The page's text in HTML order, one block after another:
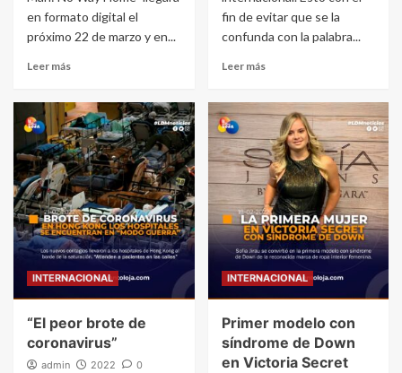
en formato digital el
próximo 22 de marzo y en...
Leer más
fin de evitar que se la
confunda con la palabra...
Leer más
INTERNACIONAL
“El peor brote de
coronavirus”
admin 2022 0
INTERNACIONAL
Primer modelo con
síndrome de Down
en Victoria Secret